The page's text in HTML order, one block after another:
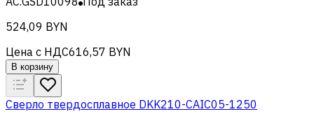
524,09 BYN
Цена с НДС616,57 BYN
В корзину
Сверло твердосплавное DKK210-CAIC05-1250